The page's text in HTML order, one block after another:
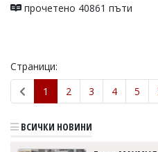
прочетено 40861 пъти
Страници:
1
2 3 4 5
ВСИЧКИ НОВИНИ